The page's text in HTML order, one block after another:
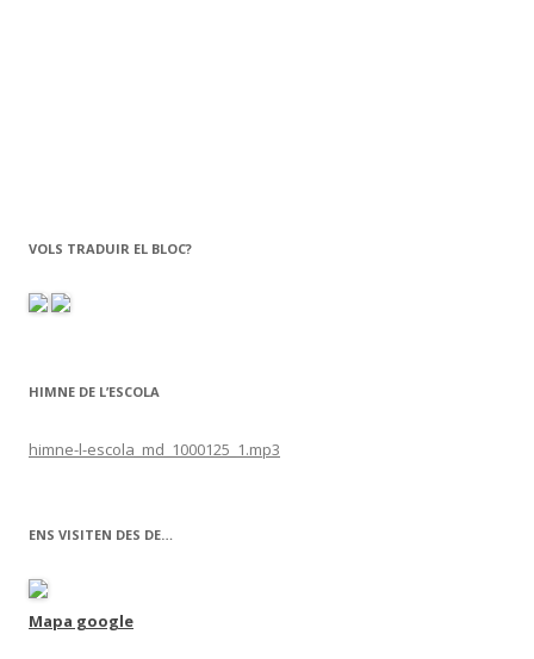
VOLS TRADUIR EL BLOC?
HIMNE DE L’ESCOLA
himne-l-escola_md_1000125_1.mp3
ENS VISITEN DES DE…
Mapa google